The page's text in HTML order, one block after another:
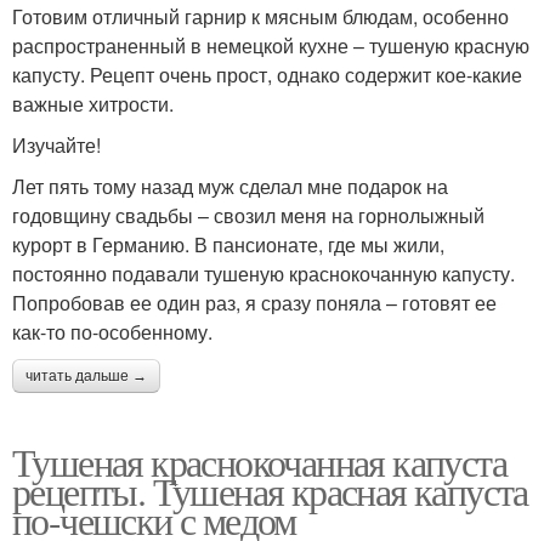
Готовим отличный гарнир к мясным блюдам, особенно
распространенный в немецкой кухне – тушеную красную
капусту. Рецепт очень прост, однако содержит кое-какие
важные хитрости.
Изучайте!
Лет пять тому назад муж сделал мне подарок на
годовщину свадьбы – свозил меня на горнолыжный
курорт в Германию. В пансионате, где мы жили,
постоянно подавали тушеную краснокочанную капусту.
Попробовав ее один раз, я сразу поняла – готовят ее
как-то по-особенному.
читать дальше →
Тушеная краснокочанная капуста
рецепты. Тушеная красная капуста
по-чешски с медом